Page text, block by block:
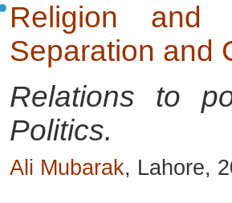
Religion and
Separation and
Relations to
Politics.
Ali Mubarak, Lahore,